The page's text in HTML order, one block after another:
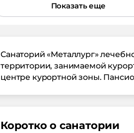
Показать еще
Санаторий «Металлург»
территории, занимаемой
центре курортной зоны.
Коротко о санатории